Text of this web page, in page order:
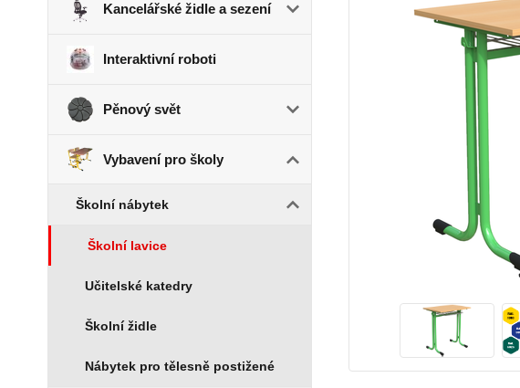
Kancelářské židle a sezení
Interaktivní roboti
Pěnový svět
Vybavení pro školy
Školní nábytek
Školní lavice
Učitelské katedry
Školní židle
Nábytek pro tělesně postižené